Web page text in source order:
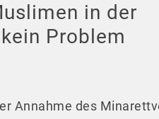
in der
Problem
Annahme des